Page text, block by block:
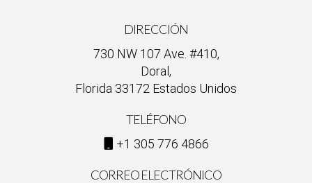
DIRECCIÓN
730 NW 107 Ave. #410,
Doral,
Florida 33172 Estados Unidos
TELÉFONO
+1 305 776 4866
CORREO ELECTRÓNICO